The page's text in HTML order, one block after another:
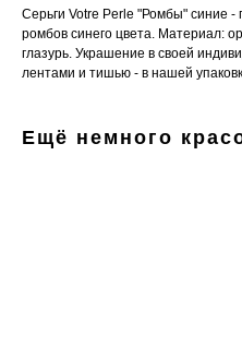
Серьги Votre Perle "Ромбы" синие -
ромбов синего цвета. Материал:
глазурь. Украшение в своей
лентами и тишью - в нашей
Ещё немного